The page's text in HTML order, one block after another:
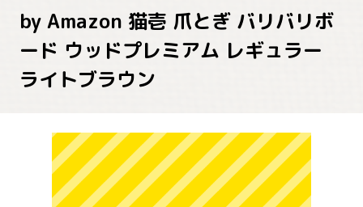
by Amazon 猫壱 爪とぎ バリバリボ
ード ウッドプレミアム レギュラー
ライトブラウン